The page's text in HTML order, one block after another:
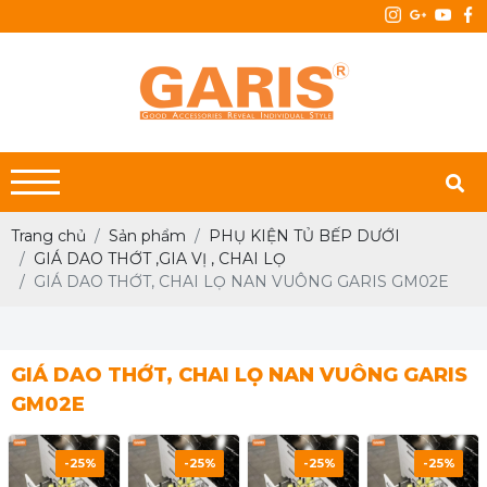
Trang chủ Sản phẩm
PHỤ KIỆN TỦ BẾP DƯỚI
GIÁ DAO THỚT ,GIA VỊ , CHAI LỌ
GIÁ DAO THỚT, CHAI LỌ NAN VUÔNG GARIS GM02E
GIÁ DAO THỚT, CHAI LỌ NAN VUÔNG GARIS
GM02E
-25% -25% -25% -25%